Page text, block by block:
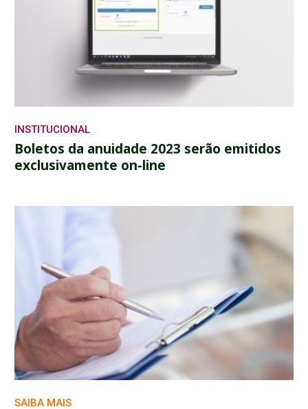
INSTITUCIONAL
Boletos da anuidade 2023 serão emitidos
exclusivamente on-line
SAIBA MAIS